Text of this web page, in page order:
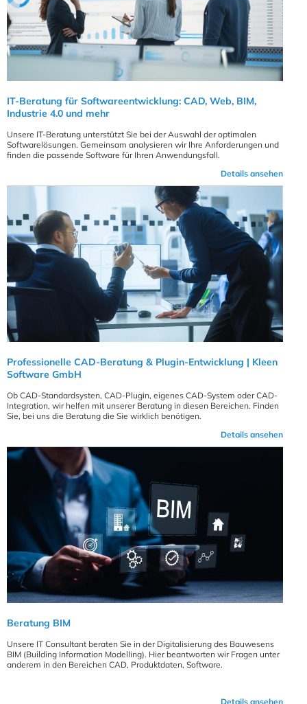
IT-Beratung für Softwareentwicklung: CAD, Web, BIM,
Industrie 4.0 und mehr
Unsere IT-Beratung unterstützt Sie bei der Auswahl der optimalen
Softwarelösungen. Gemeinsam analysieren wir Ihre Anforderungen und
finden die passende Software für Ihren Anwendungsfall.
Details ansehen
Professionelle CAD-Beratung & Plugin-Entwicklung | Kleen
Software GmbH
Ob CAD-Standardsysten, CAD-Plugin, eigenes CAD-System oder CAD-
Integration, wir helfen mit unserer Beratung in diesen Bereichen. Finden
Sie, bei uns die Beratung die Sie wirklich benötigen.
Details ansehen
Beratung BIM
Unsere IT Consultant beraten Sie in der Digitalisierung des Bauwesens
BIM (Building Information Modelling). Hier beantworten wir Fragen unter
anderem in den Bereichen CAD, Produktdaten, Software.
Details ansehen